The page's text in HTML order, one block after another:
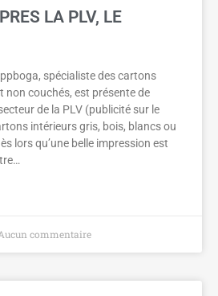
LA PLV, LE
spécialiste des cartons
non couchés, est présente de
de la PLV (publicité sur le
intérieurs gris, bois, blancs ou
lors qu’une belle impression est
commentaire